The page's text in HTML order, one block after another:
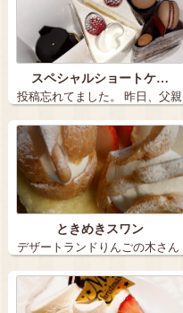
スペシャルショートケ…
投稿忘れてました。 昨日、父親
の誕生日…
ときめきスワン
デザートランドりんごの木さん
の ときめ…